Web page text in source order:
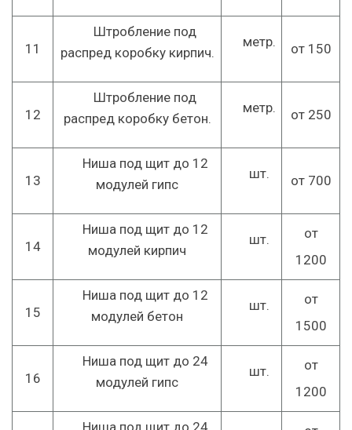
11
Штробление под
распред коробку кирпич.
метр. от 150
12
Штробление под
распред коробку бетон.
метр. от 250
13
Ниша под щит до 12
модулей гипс
шт. от 700
14
Ниша под щит до 12
модулей кирпич
шт.
от
1200
15
Ниша под щит до 12
модулей бетон
шт.
от
1500
16
Ниша под щит до 24
модулей гипс
шт.
от
1200